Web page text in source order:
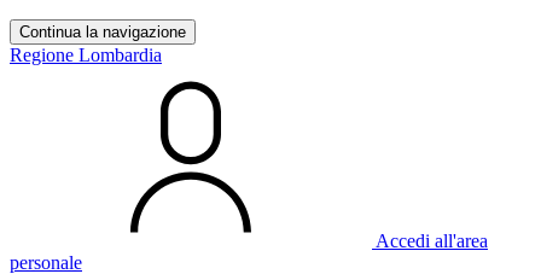
Continua la navigazione
Regione Lombardia
Accedi all'area
personale